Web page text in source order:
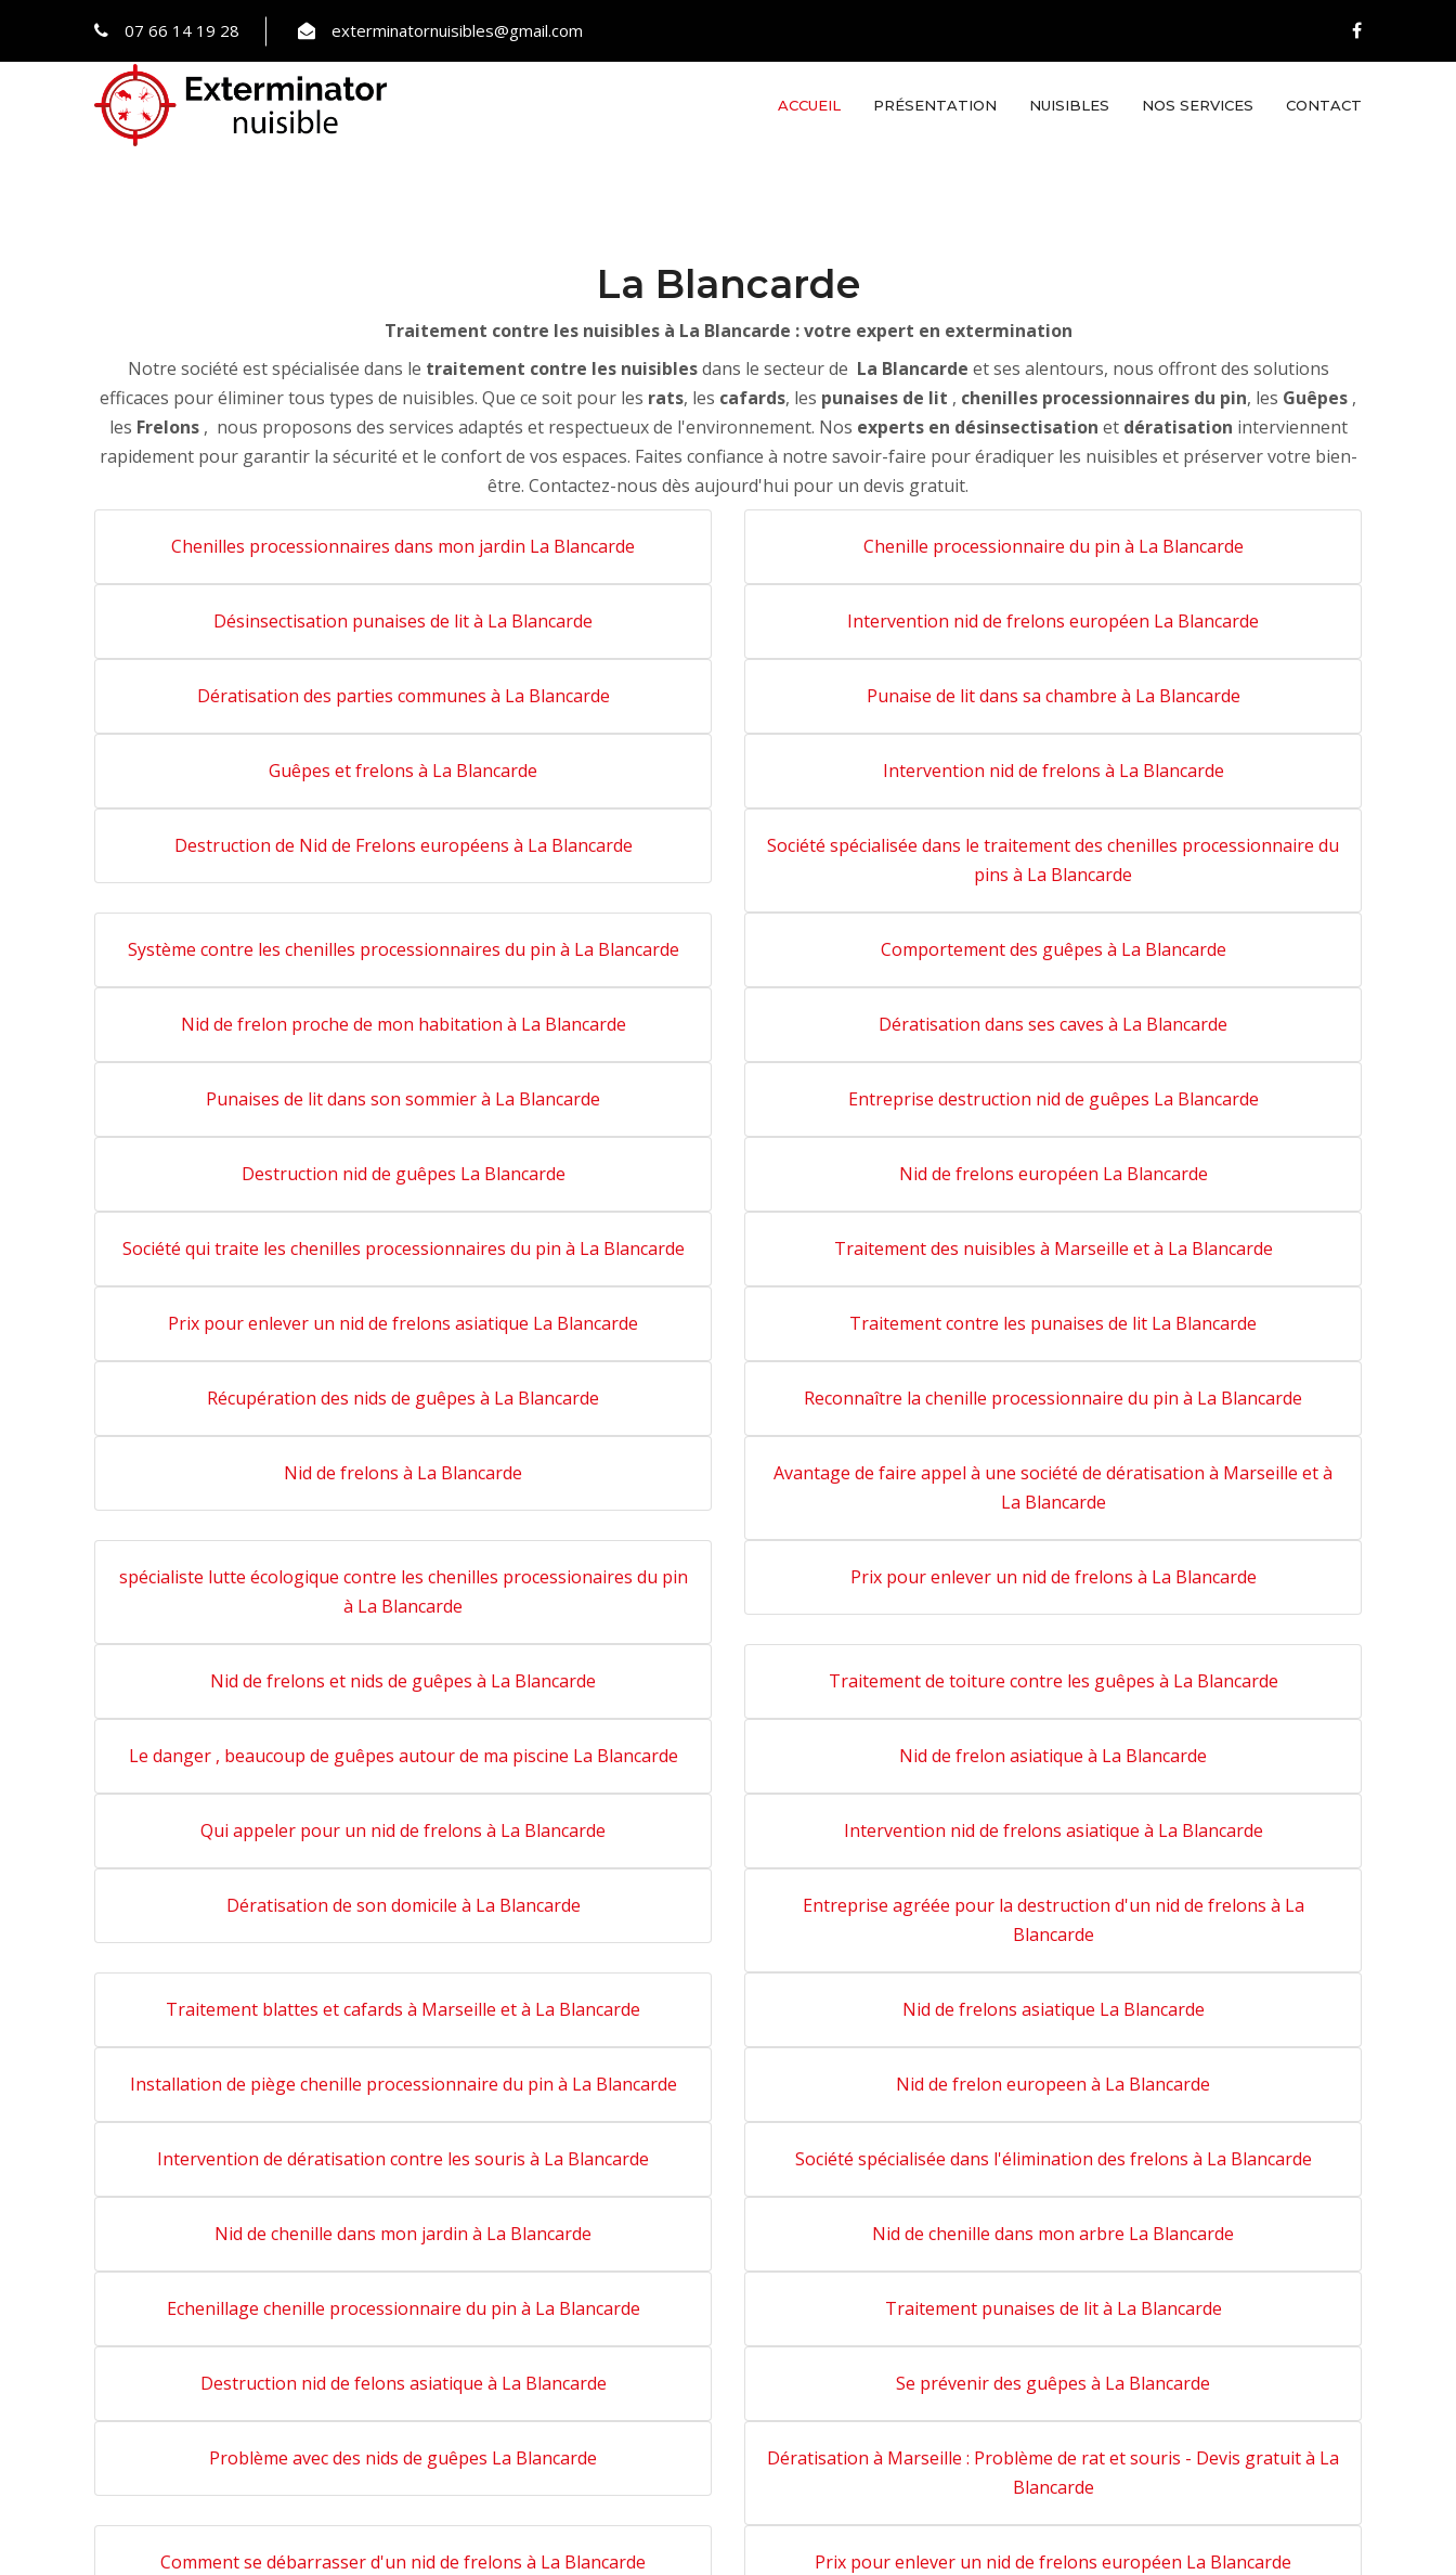
07 66 14 19 28 exterminatornuisibles@gmail.com
ACCUEIL PRÉSENTATION NUISIBLES NOS SERVICES CONTACT
La Blancarde
Traitement contre les nuisibles à La Blancarde : votre expert en extermination
Notre société est spécialisée dans le traitement contre les nuisiblesdans le secteur de La Blancarde et ses alentours, nous offront des solutions
efficaces pour éliminer tous types de nuisibles. Que ce soit pour les rats, les cafards, les punaises de lit , chenilles processionnaires du pin, les Guêpes ,
les Frelons, nous proposons des services adaptés et respectueux de l'environnement. Nos experts en désinsectisation et dératisation interviennent
rapidement pour garantir la sécurité et le confort de vos espaces. Faites confiance à notre savoir-faire pour éradiquer les nuisibles et préserver votre bien-
être. Contactez-nous dès aujourd'hui pour un devis gratuit.
Chenilles processionnaires dans mon jardin La Blancarde Chenille processionnaire du pin à La Blancarde
Désinsectisation punaises de lit à La Blancarde Intervention nid de frelons européen La Blancarde
Dératisation des parties communes à La Blancarde Punaise de lit dans sa chambre à La Blancarde
Guêpes et frelons à La Blancarde Intervention nid de frelons à La Blancarde
Destruction de Nid de Frelons européens à La Blancarde
Société spécialisée dans le traitement des chenilles processionnaire du
pins à La Blancarde
Système contre les chenilles processionnaires du pin à La Blancarde Comportement des guêpes à La Blancarde
Nid de frelon proche de mon habitation à La Blancarde Dératisation dans ses caves à La Blancarde
Punaises de lit dans son sommier à La Blancarde Entreprise destruction nid de guêpes La Blancarde
Destruction nid de guêpes La Blancarde Nid de frelons européen La Blancarde
Société qui traite les chenilles processionnaires du pin à La Blancarde Traitement des nuisibles à Marseille et à La Blancarde
Prix pour enlever un nid de frelons asiatique La Blancarde Traitement contre les punaises de lit La Blancarde
Récupération des nids de guêpes à La Blancarde Reconnaître la chenille processionnaire du pin à La Blancarde
Nid de frelons à La Blancarde
Avantage de faire appel à une société de dératisation à Marseille et à
La Blancarde
spécialiste lutte écologique contre les chenilles processionaires du pin
à La Blancarde
Prix pour enlever un nid de frelons à La Blancarde
Nid de frelons et nids de guêpes à La Blancarde Traitement de toiture contre les guêpes à La Blancarde
Le danger , beaucoup de guêpes autour de ma piscine La Blancarde Nid de frelon asiatique à La Blancarde
Qui appeler pour un nid de frelons à La Blancarde Intervention nid de frelons asiatique à La Blancarde
Dératisation de son domicile à La Blancarde
Entreprise agréée pour la destruction d'un nid de frelons à La
Blancarde
Traitement blattes et cafards à Marseille et à La Blancarde Nid de frelons asiatique La Blancarde
Installation de piège chenille processionnaire du pin à La Blancarde Nid de frelon europeen à La Blancarde
Intervention de dératisation contre les souris à La Blancarde Société spécialisée dans l'élimination des frelons à La Blancarde
Nid de chenille dans mon jardin à La Blancarde Nid de chenille dans mon arbre La Blancarde
Echenillage chenille processionnaire du pin à La Blancarde Traitement punaises de lit à La Blancarde
Destruction nid de felons asiatique à La Blancarde Se prévenir des guêpes à La Blancarde
Problème avec des nids de guêpes La Blancarde
Dératisation à Marseille : Problème de rat et souris - Devis gratuit à La
Blancarde
Comment se débarrasser d'un nid de frelons à La Blancarde Prix pour enlever un nid de frelons européen La Blancarde